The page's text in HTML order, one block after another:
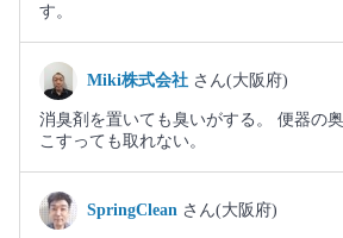
す。
Miki株式会社 さん(大阪府)
消臭剤を置いても臭いがする。 便器の
こすっても取れない。
SpringClean さん(大阪府)